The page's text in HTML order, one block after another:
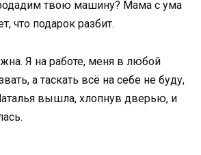
твою машину? Мама с ума
что подарок разбит.
Я на работе, меня в любой
а таскать всё на себе не буду,
вышла, хлопнув дверью, и